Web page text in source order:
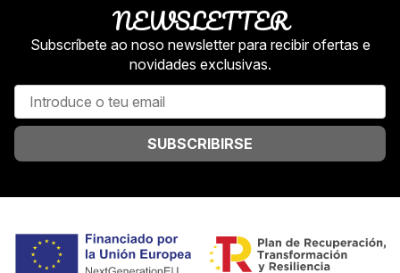
NEWSLETTER
Subscríbete ao noso newsletter para recibir ofertas e
novidades exclusivas.
SUBSCRIBIRSE